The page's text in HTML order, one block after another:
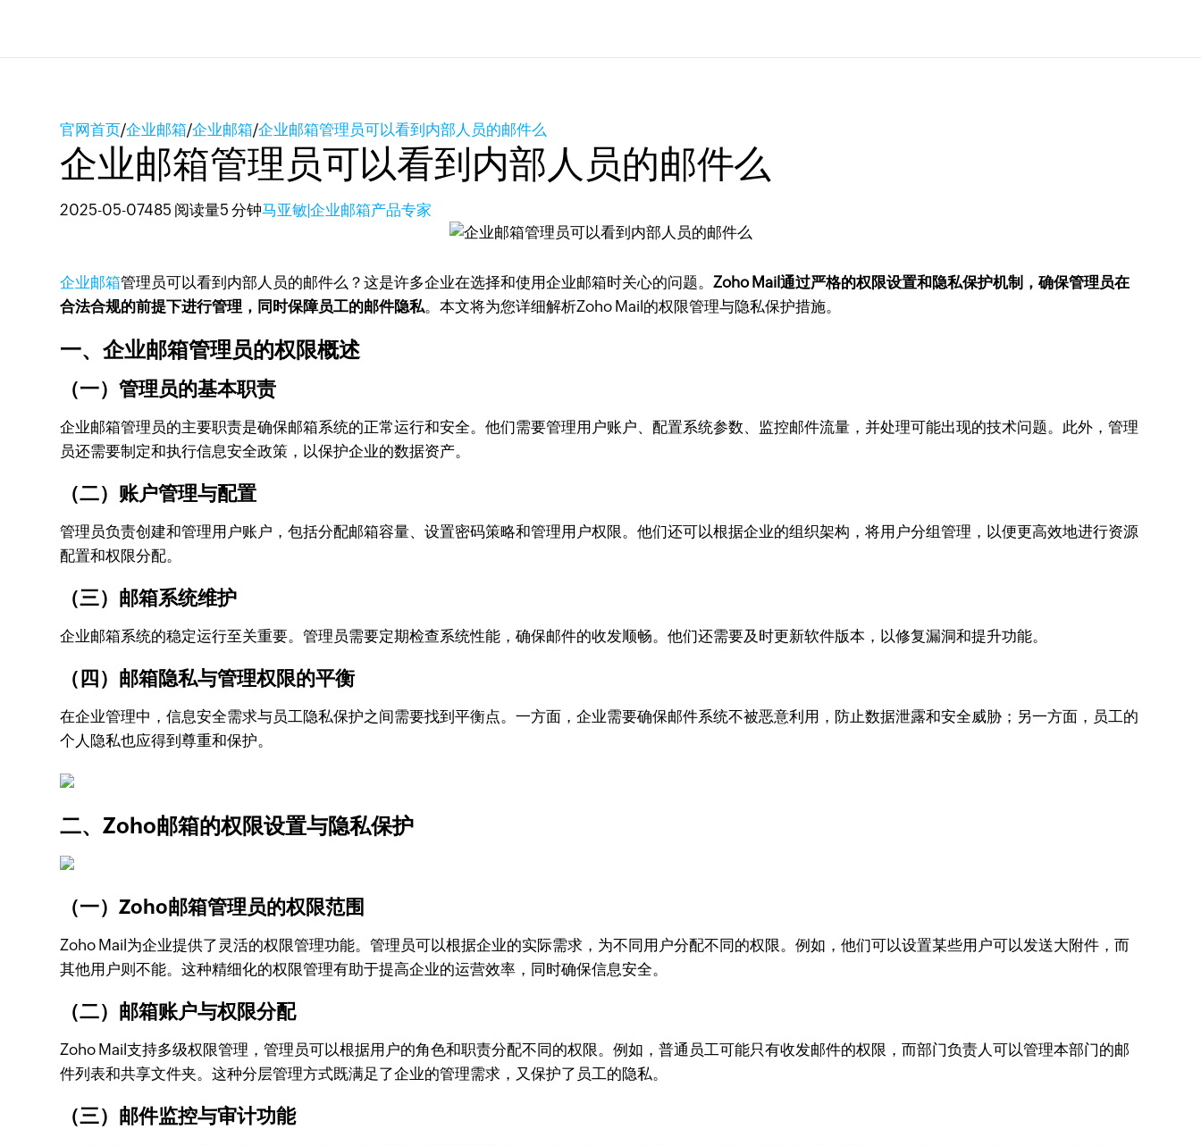
官网首页/企业邮箱/企业邮箱/企业邮箱管理员可以看到内部人员的邮件么
企业邮箱管理员可以看到内部人员的邮件么
2025-05-07485 阅读量5 分钟马亚敏|企业邮箱产品专家
企业邮箱管理员可以看到内部人员的邮件么？这是许多企业在选择和使用企业邮箱时关心的问题。Zoho Mail通过严格的权限设置和隐私保护机制，确保管理员在
合法合规的前提下进行管理，同时保障员工的邮件隐私。本文将为您详细解析Zoho Mail的权限管理与隐私保护措施。
一、企业邮箱管理员的权限概述
（一）管理员的基本职责
企业邮箱管理员的主要职责是确保邮箱系统的正常运行和安全。他们需要管理用户账户、配置系统参数、监控邮件流量，并处理可能出现的技术问题。此外，管理
员还需要制定和执行信息安全政策，以保护企业的数据资产。
（二）账户管理与配置
管理员负责创建和管理用户账户，包括分配邮箱容量、设置密码策略和管理用户权限。他们还可以根据企业的组织架构，将用户分组管理，以便更高效地进行资源
配置和权限分配。
（三）邮箱系统维护
企业邮箱系统的稳定运行至关重要。管理员需要定期检查系统性能，确保邮件的收发顺畅。他们还需要及时更新软件版本，以修复漏洞和提升功能。
（四）邮箱隐私与管理权限的平衡
在企业管理中，信息安全需求与员工隐私保护之间需要找到平衡点。一方面，企业需要确保邮件系统不被恶意利用，防止数据泄露和安全威胁；另一方面，员工的
个人隐私也应得到尊重和保护。
二、Zoho邮箱的权限设置与隐私保护
（一）Zoho邮箱管理员的权限范围
Zoho Mail为企业提供了灵活的权限管理功能。管理员可以根据企业的实际需求，为不同用户分配不同的权限。例如，他们可以设置某些用户可以发送大附件，而
其他用户则不能。这种精细化的权限管理有助于提高企业的运营效率，同时确保信息安全。
（二）邮箱账户与权限分配
Zoho Mail支持多级权限管理，管理员可以根据用户的角色和职责分配不同的权限。例如，普通员工可能只有收发邮件的权限，而部门负责人可以管理本部门的邮
件列表和共享文件夹。这种分层管理方式既满足了企业的管理需求，又保护了员工的隐私。
（三）邮件监控与审计功能